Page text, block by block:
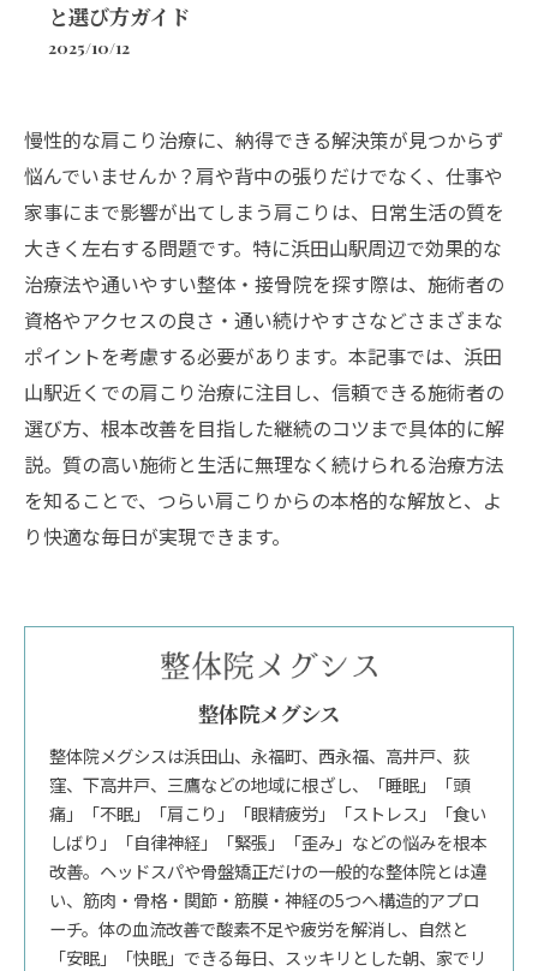
と選び方ガイド
2025/10/12
慢性的な肩こり治療に、納得できる解決策が見つからず
悩んでいませんか？肩や背中の張りだけでなく、仕事や
家事にまで影響が出てしまう肩こりは、日常生活の質を
大きく左右する問題です。特に浜田山駅周辺で効果的な
治療法や通いやすい整体・接骨院を探す際は、施術者の
資格やアクセスの良さ・通い続けやすさなどさまざまな
ポイントを考慮する必要があります。本記事では、浜田
山駅近くでの肩こり治療に注目し、信頼できる施術者の
選び方、根本改善を目指した継続のコツまで具体的に解
説。質の高い施術と生活に無理なく続けられる治療方法
を知ることで、つらい肩こりからの本格的な解放と、よ
り快適な毎日が実現できます。
整体院メグシス
整体院メグシスは浜田山、永福町、西永福、高井戸、荻
窪、下高井戸、三鷹などの地域に根ざし、「睡眠」「頭
痛」「不眠」「肩こり」「眼精疲労」「ストレス」「食い
しばり」「自律神経」「緊張」「歪み」などの悩みを根本
改善。ヘッドスパや骨盤矯正だけの一般的な整体院とは違
い、筋肉・骨格・関節・筋膜・神経の5つへ構造的アプロ
ーチ。体の血流改善で酸素不足や疲労を解消し、自然と
「安眠」「快眠」できる毎日、スッキリとした朝、家でリ